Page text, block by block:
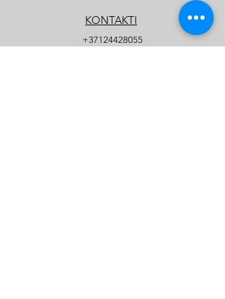
KONTAKTI
+37124428055